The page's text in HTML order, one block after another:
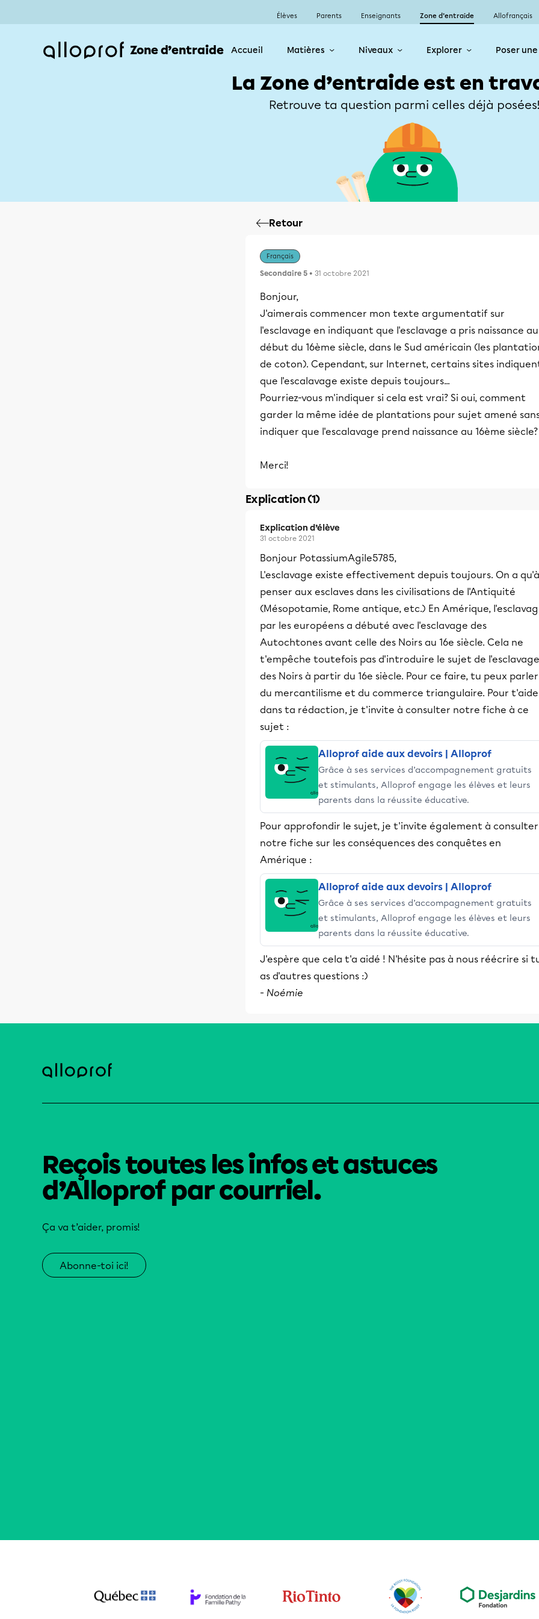
Élèves Parents Enseignants Zone d’entraide Allofrançais
Zone d’entraide Accueil Matières Niveaux Explorer Poser
La Zone d’entraide est en
Retrouve ta question parmi celles déjà
Retour
Français
Secondaire 5 • 31 octobre 2021
Bonjour,
J'aimerais commencer mon texte argumentatif sur
l'esclavage en indiquant que l'esclavage a pris naissance au
début du 16ème siècle, dans le Sud américain (les
de coton). Cependant, sur Internet, certains sites
que l'escalavage existe depuis toujours...
Pourriez-vous m'indiquer si cela est vrai? Si oui, comment
garder la même idée de plantations pour sujet amené
indiquer que l'escalavage prend naissance au 16ème siècle?
Merci!
Explication (1)
Explication d’élève
31 octobre 2021
Bonjour PotassiumAgile5785,
L'esclavage existe effectivement depuis toujours. On a qu'à
penser aux esclaves dans les civilisations de l'Antiquité
(Mésopotamie, Rome antique, etc.) En Amérique,
par les européens a débuté avec l'esclavage des
Autochtones avant celle des Noirs au 16e siècle. Cela ne
t'empêche toutefois pas d'introduire le sujet de l'esclavage
des Noirs à partir du 16e siècle. Pour ce faire, tu peux parler
du mercantilisme et du commerce triangulaire. Pour
dans ta rédaction, je t'invite à consulter notre fiche à ce
sujet :
Alloprof aide aux devoirs | Alloprof
Grâce à ses services d’accompagnement gratuits
et stimulants, Alloprof engage les élèves et leurs
parents dans la réussite éducative.
Pour approfondir le sujet, je t'invite également à consulter
notre fiche sur les conséquences des conquêtes en
Amérique :
Alloprof aide aux devoirs | Alloprof
Grâce à ses services d’accompagnement gratuits
et stimulants, Alloprof engage les élèves et leurs
parents dans la réussite éducative.
J'espère que cela t'a aidé ! N'hésite pas à nous réécrire si
as d'autres questions :)
- Noémie
Reçois toutes les infos et astuces
d’Alloprof par courriel.
Ça va t’aider, promis!
Abonne-toi ici!